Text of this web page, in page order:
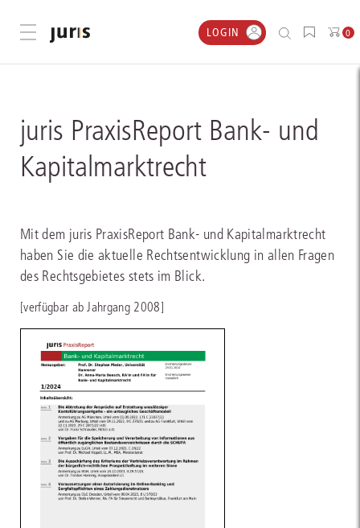
Menü öffnen LOGIN 0
juris PraxisReport Bank- und
Kapitalmarktrecht
Mit dem juris PraxisReport Bank- und Kapitalmarktrecht
haben Sie die aktuelle Rechtsentwicklung in allen Fragen
des Rechtsgebietes stets im Blick.
[verfügbar ab Jahrgang 2008]